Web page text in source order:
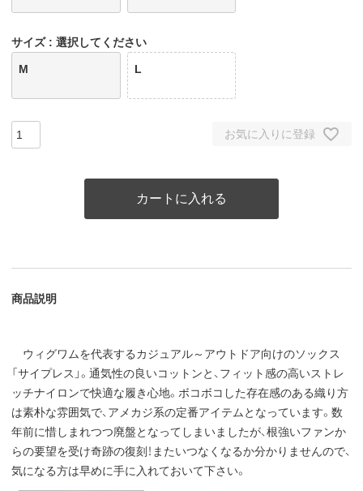
サイズ 選択してください
M L
お気に入りに登録
カートに入れる
商品説明
ウィグワムを代表するカジュアル～アウトドア向けのソックス
「サイプレス」。通気性の良いコットンと、フィット感の高いストレ
ッチナイロンで快適な履き心地。ボコボコした存在感のある織り方
は素朴な雰囲気で、アメカジ系の定番アイテムとなっています。数
年前に惜しまれつつ廃盤となってしまいましたが、根強いファンか
らの要望を受け奇跡の復刻！またいつなくなるか分かりませんので、
気になる方は早めに手に入れておいて下さい。